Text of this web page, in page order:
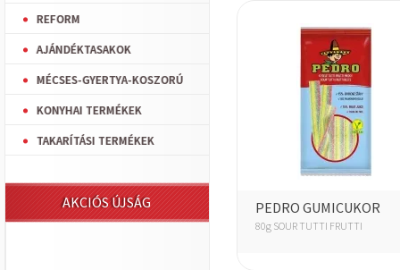
REFORM
AJÁNDÉKTASAKOK
MÉCSES-GYERTYA-KOSZORÚ
KONYHAI TERMÉKEK
TAKARÍTÁSI TERMÉKEK
AKCIÓS ÚJSÁG PEDRO GUMICUKOR
80g SOUR TUTTI FRUTTI